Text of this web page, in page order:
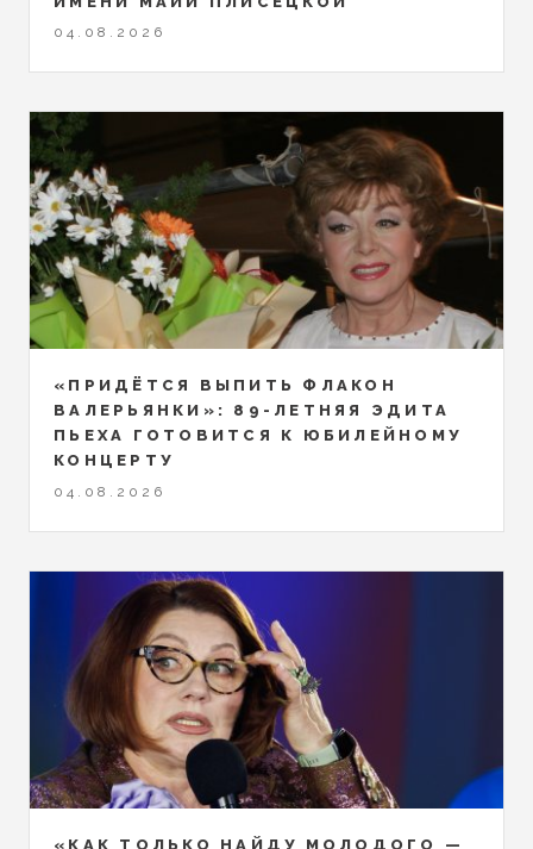
04.08.2026
«ПРИДЁТСЯ ВЫПИТЬ ФЛАКОН
ВАЛЕРЬЯНКИ»: 89-ЛЕТНЯЯ ЭДИТА
ПЬЕХА ГОТОВИТСЯ К ЮБИЛЕЙНОМУ
КОНЦЕРТУ
04.08.2026
«КАК ТОЛЬКО НАЙДУ МОЛОДОГО —